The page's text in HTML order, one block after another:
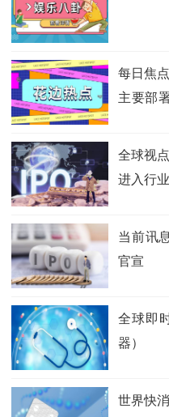
每日焦
主要部
全球视
进入行
当前讯
官宣
全球即
器）
世界快